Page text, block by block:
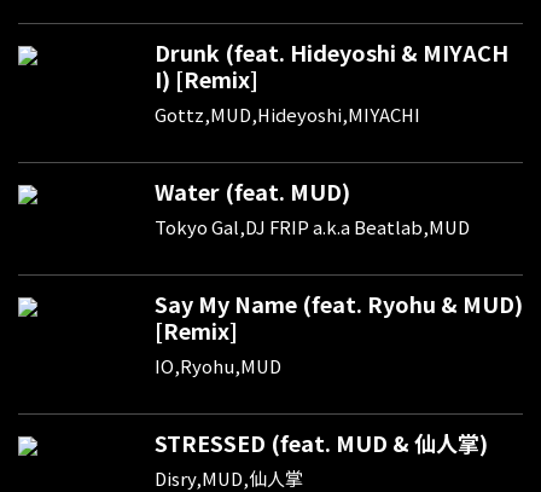
Drunk (feat. Hideyoshi & MIYACH
I) [Remix]
Gottz,MUD,Hideyoshi,MIYACHI
Water (feat. MUD)
Tokyo Gal,DJ FRIP a.k.a Beatlab,MUD
Say My Name (feat. Ryohu & MUD)
[Remix]
IO,Ryohu,MUD
STRESSED (feat. MUD & 仙人掌)
Disry,MUD,仙人掌